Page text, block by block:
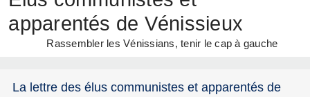
apparentés de Vénissieux
Rassembler les Vénissians, tenir le cap à gauche
La lettre des élus communistes et apparentés de